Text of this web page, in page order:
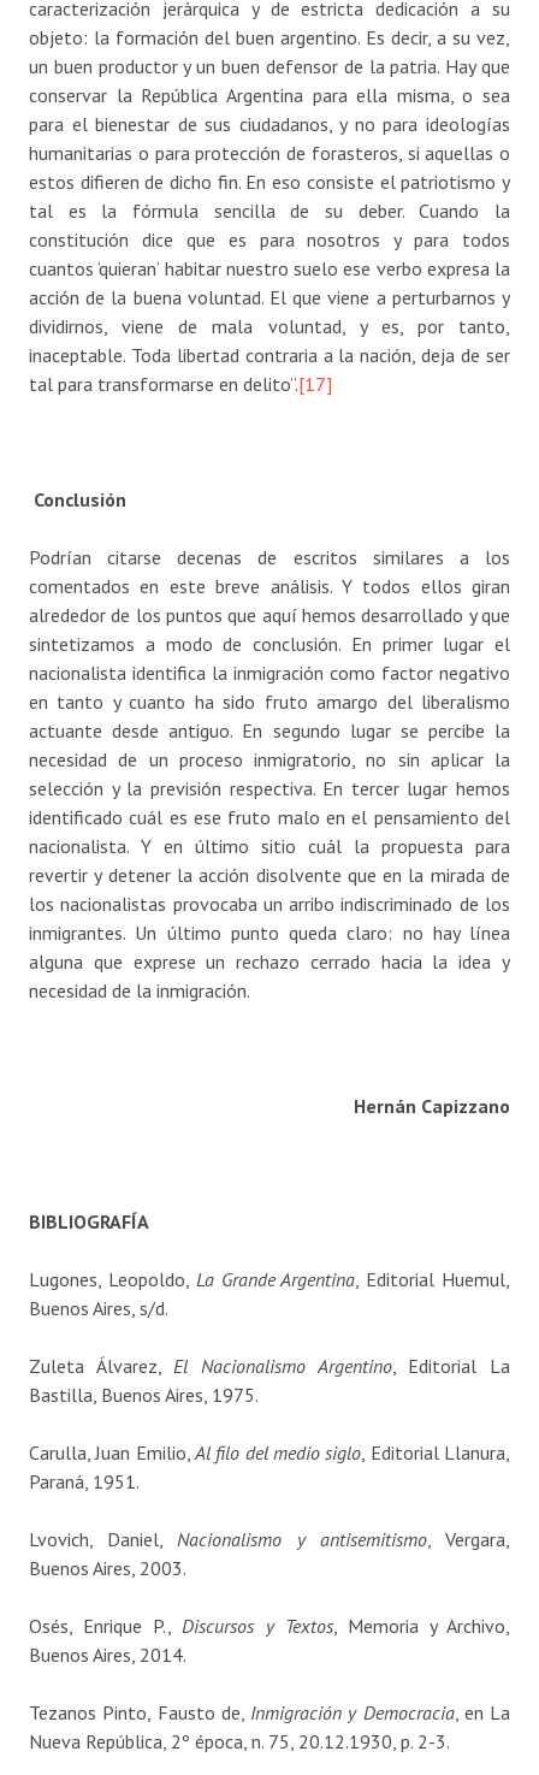
caracterización jerárquica y de estricta dedicación a su
objeto: la formación del buen argentino. Es decir, a su vez,
un buen productor y un buen defensor de la patria. Hay que
conservar la República Argentina para ella misma, o sea
para el bienestar de sus ciudadanos, y no para ideologías
humanitarias o para protección de forasteros, si aquellas o
estos difieren de dicho fin. En eso consiste el patriotismo y
tal es la fórmula sencilla de su deber. Cuando la
constitución dice que es para nosotros y para todos
cuantos ‘quieran’ habitar nuestro suelo ese verbo expresa la
acción de la buena voluntad. El que viene a perturbarnos y
dividirnos, viene de mala voluntad, y es, por tanto,
inaceptable. Toda libertad contraria a la nación, deja de ser
tal para transformarse en delito”.[17]
Conclusión
Podrían citarse decenas de escritos similares a los
comentados en este breve análisis. Y todos ellos giran
alrededor de los puntos que aquí hemos desarrollado y que
sintetizamos a modo de conclusión. En primer lugar el
nacionalista identifica la inmigración como factor negativo
en tanto y cuanto ha sido fruto amargo del liberalismo
actuante desde antiguo. En segundo lugar se percibe la
necesidad de un proceso inmigratorio, no sin aplicar la
selección y la previsión respectiva. En tercer lugar hemos
identificado cuál es ese fruto malo en el pensamiento del
nacionalista. Y en último sitio cuál la propuesta para
revertir y detener la acción disolvente que en la mirada de
los nacionalistas provocaba un arribo indiscriminado de los
inmigrantes. Un último punto queda claro: no hay línea
alguna que exprese un rechazo cerrado hacia la idea y
necesidad de la inmigración.
Hernán Capizzano
BIBLIOGRAFÍA
Lugones, Leopoldo, La GrandeArgentina , Editorial Huemul,
Buenos Aires, s/d.
Zuleta Álvarez, El Nacionalismo Argentino, Editorial La
Bastilla, Buenos Aires, 1975.
Carulla, Juan Emilio, Al filo del medio siglo , Editorial Llanura,
Paraná, 1951.
Lvovich, Daniel, Nacionalismo y antisemitismo, Vergara,
Buenos Aires, 2003.
Osés, Enrique P., Discursos y Textos, Memoria y Archivo,
Buenos Aires, 2014.
Tezanos Pinto, Fausto de, Inmigración y Democracia, en La
Nueva República, 2º época, n. 75, 20.12.1930, p. 2-3.